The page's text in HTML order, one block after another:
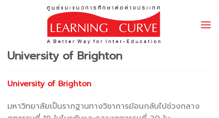
University of Brighton
University of Brighton
มหาวิทยาลัยเป็นรากฐานทางวิชาการย้อนกลับไปช่วงกลาง